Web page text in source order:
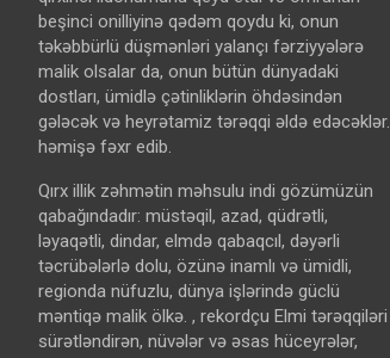
beşinci onilliyinə qədəm qoydu ki, onun
təkəbbürlü düşmənləri yalançı fərziyyələrə
malik olsalar da, onun bütün dünyadaki
dostları, ümidlə çətinliklərin öhdəsindən
gələcək və heyrətamiz tərəqqi əldə edəcəklər.
həmişə fəxr edib.
Qırx illik zəhmətin məhsulu indi gözümüzün
qabağındadır: müstəqil, azad, qüdrətli,
ləyaqətli, dindar, elmdə qabaqcıl, dəyərli
təcrübələrlə dolu, özünə inamlı və ümidli,
regionda nüfuzlu, dünya işlərində güclü
məntiqə malik ölkə. , rekordçu Elmi tərəqqiləri
sürətləndirən, nüvələr və əsas hüceyrələr,